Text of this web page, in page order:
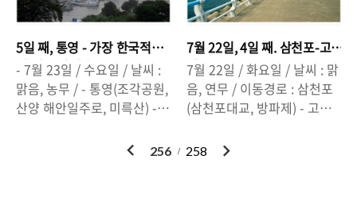
대교의 야경은 아름답지. 하
지만, 이번엔 광안대교 위에
서 광안리해수욕장을 바라보
았어. 그것조차 아름다운 광
안리해수욕장! - 낙동강 하구
둑을 보았어. 우리나라에서
로 가기 위해 하구둑을 지났
수 있는 것이다.] - 마산 3.15
의거 기념탑을 갔어. 왜냐고?
3.15의거가 4.19혁명의 불씨
가 되었기 때문이지. 3.15의
거 기념탑. 사실 난. 그 탑이
언제 세워 진 줄 몰랐어. 그런
거래. 3.15의거가 일어나고
5일 째, 통영 - 가장 한국적
인 멋을 가진 美港.
- 7월 23일 / 수요일 / 날씨 :
맑음, 농무 / - 통영(조각공원,
산양 해안일주로, 미륵산) -
동강 하구둑, 광안리, 해운대)
7월 22일, 4일 째. 삼천포-고
성
7월 22일 / 화요일 / 날씨 : 맑
음, 연무 / 이동경로 : 삼천포
(삼천포대교, 방파제) - 고성
- 통영(도산면 해안도로, 조각
이
256 258
다